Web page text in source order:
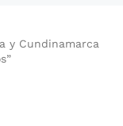
y Cundinamarca